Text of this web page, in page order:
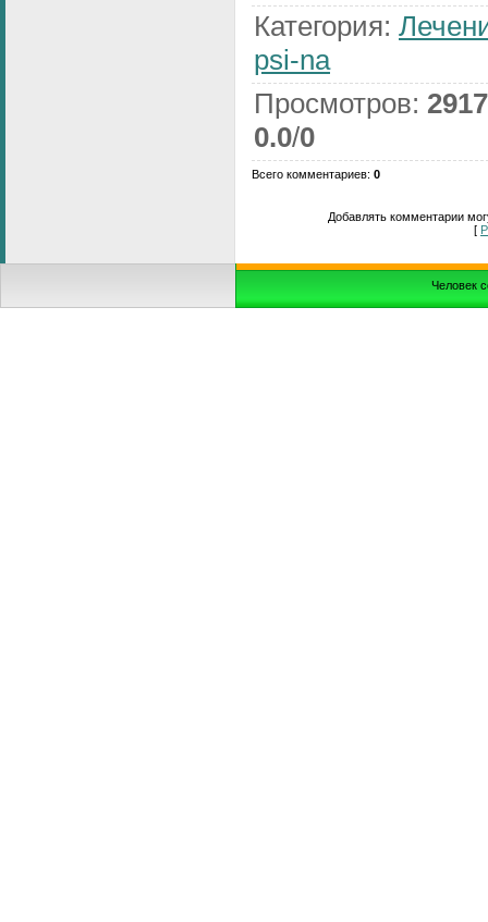
Категория:
psi-na
Просмотров: 2917
0.0/0
Всего комментариев: 0
Добавлять комментарии
[
Человек